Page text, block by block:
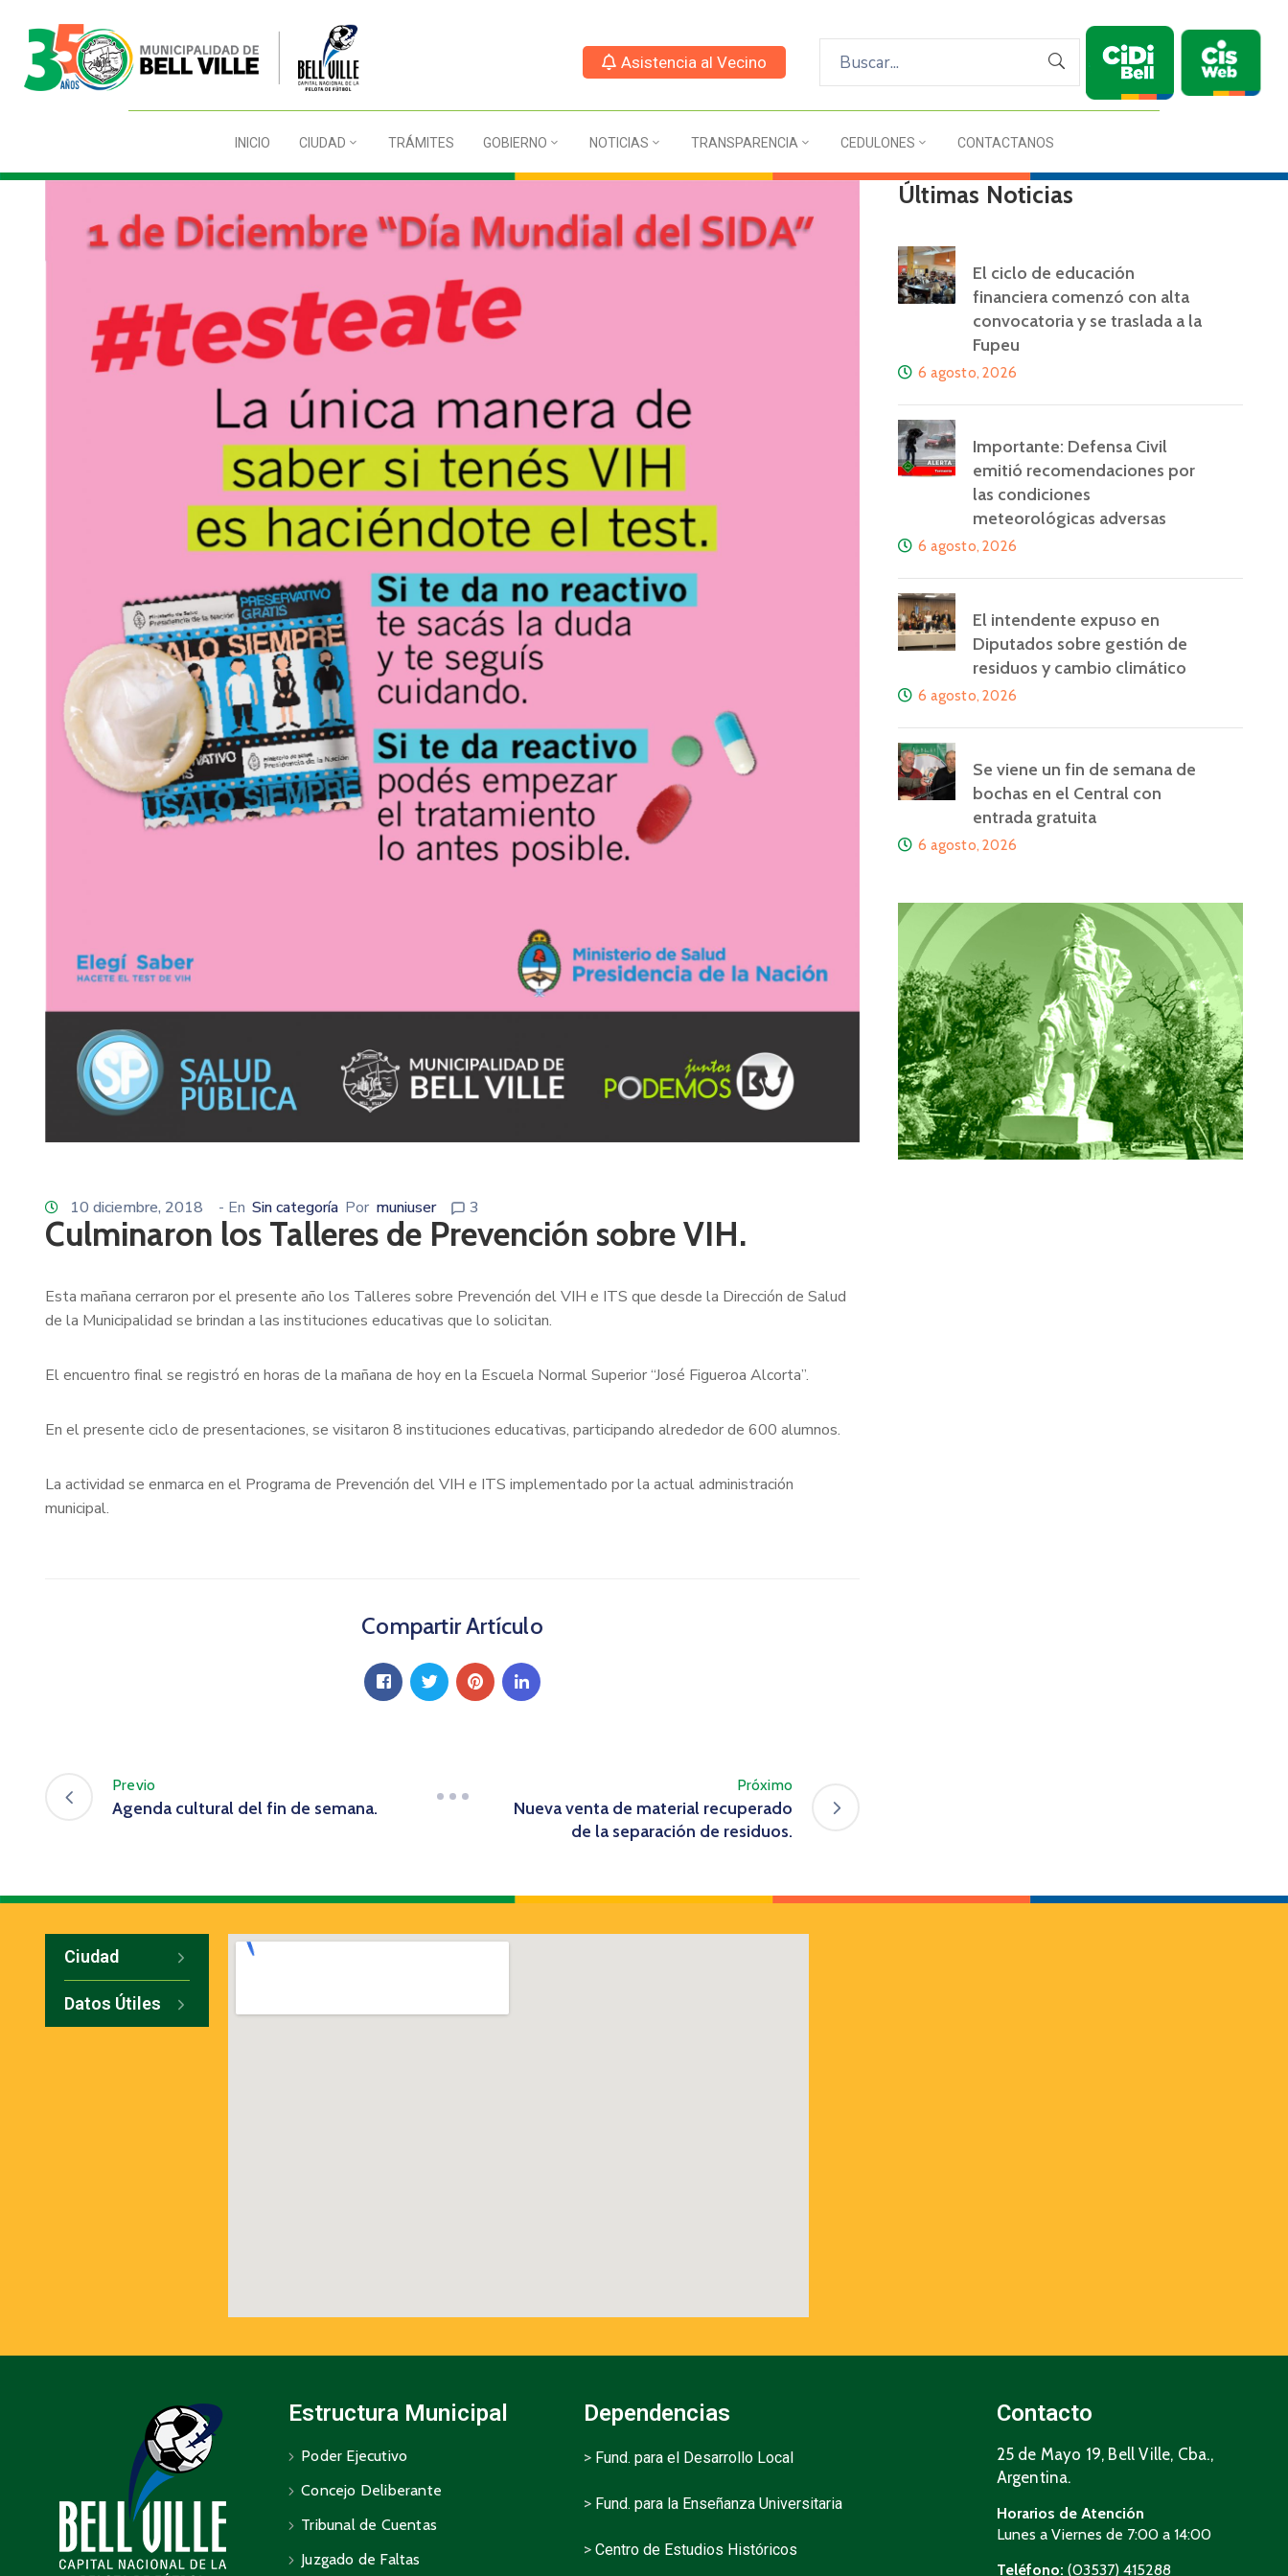
Asistencia al Vecino
INICIO CIUDAD TRÁMITES GOBIERNO NOTICIAS TRANSPARENCIA CEDULONES CONTACTANOS
10 diciembre, 2018 - En Sin categoría Por muniuser 3
Culminaron los Talleres de Prevención sobre VIH.
Esta mañana cerraron por el presente año los Talleres sobre Prevención del VIH e ITS que desde la Dirección de Salud
de la Municipalidad se brindan a las instituciones educativas que lo solicitan.
El encuentro final se registró en horas de la mañana de hoy en la Escuela Normal Superior “José Figueroa Alcorta”.
En el presente ciclo de presentaciones, se visitaron 8 instituciones educativas, participando alrededor de 600 alumnos.
La actividad se enmarca en el Programa de Prevención del VIH e ITS implementado por la actual administración
municipal.
Compartir Artículo
Previo
Agenda cultural del fin de semana.
Próximo
Nueva venta de material recuperado
de la separación de residuos.
Últimas Noticias
El ciclo de educación
financiera comenzó con alta
convocatoria y se traslada a la
Fupeu
6 agosto, 2026
Importante: Defensa Civil
emitió recomendaciones por
las condiciones
meteorológicas adversas
6 agosto, 2026
El intendente expuso en
Diputados sobre gestión de
residuos y cambio climático
6 agosto, 2026
Se viene un fin de semana de
bochas en el Central con
entrada gratuita
6 agosto, 2026
Ciudad
Datos Útiles
Estructura Municipal
Poder Ejecutivo
Concejo Deliberante
Tribunal de Cuentas
Juzgado de Faltas
Dependencias
> Fund. para el Desarrollo Local
> Fund. para la Enseñanza Universitaria
> Centro de Estudios Históricos
Contacto
25 de Mayo 19, Bell Ville, Cba.,
Argentina.
Horarios de Atención
Lunes a Viernes de 7:00 a 14:00
Teléfono: (03537) 415288